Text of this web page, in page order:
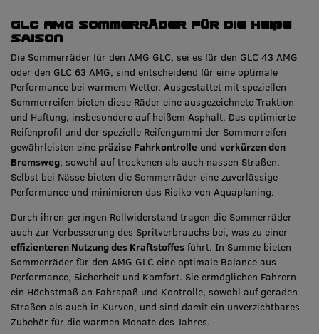
GLC AMG Sommerräder für die heiße
Saison
Die Sommerräder für den AMG GLC, sei es für den GLC 43 AMG
oder den GLC 63 AMG, sind entscheidend für eine optimale
Performance bei warmem Wetter. Ausgestattet mit speziellen
Sommerreifen bieten diese Räder eine ausgezeichnete Traktion
und Haftung, insbesondere auf heißem Asphalt. Das optimierte
Reifenprofil und der spezielle Reifengummi der Sommerreifen
gewährleisten eine präzise Fahrkontrolle und verkürzen den
Bremsweg, sowohl auf trockenen als auch nassen Straßen.
Selbst bei Nässe bieten die Sommerräder eine zuverlässige
Performance und minimieren das Risiko von Aquaplaning.
Durch ihren geringen Rollwiderstand tragen die Sommerräder
auch zur Verbesserung des Spritverbrauchs bei, was zu einer
effizienteren Nutzung des Kraftstoffes führt. In Summe bieten
Sommerräder für den AMG GLC eine optimale Balance aus
Performance, Sicherheit und Komfort. Sie ermöglichen Fahrern
ein Höchstmaß an Fahrspaß und Kontrolle, sowohl auf geraden
Straßen als auch in Kurven, und sind damit ein unverzichtbares
Zubehör für die warmen Monate des Jahres.